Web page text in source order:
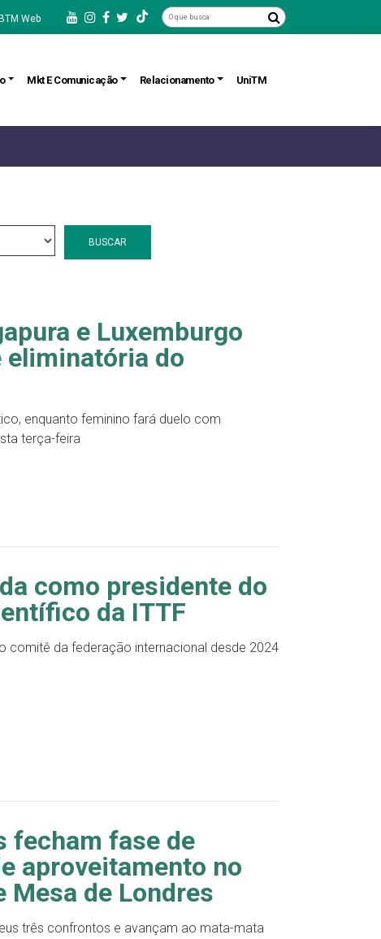
Web
Mkt E Comunicação Relacionamento UniTM
BUSCAR
e Luxemburgo
eliminatória do
enquanto feminino fará duelo com
terça-feira
como presidente do
da ITTF
comitê da federação internacional desde 2024
fecham fase de
aproveitamento no
Mesa de Londres
três confrontos e avançam ao mata-mata